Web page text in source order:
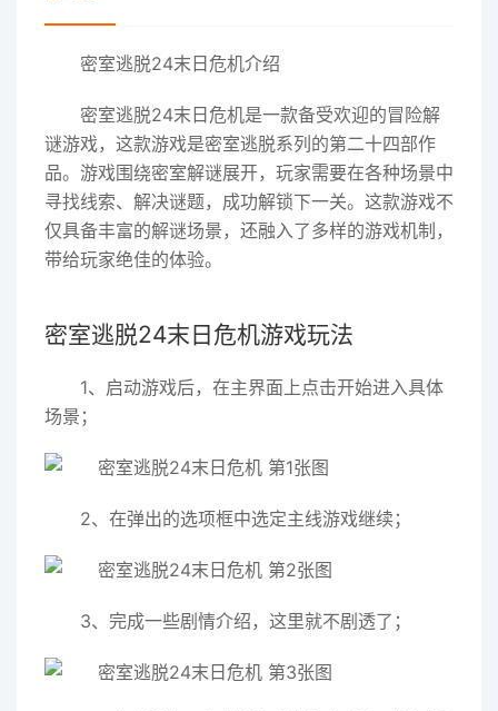
密室逃脱24末日危机介绍
密室逃脱24末日危机是一款备受欢迎的冒险解
谜游戏，这款游戏是密室逃脱系列的第二十四部作
品。游戏围绕密室解谜展开，玩家需要在各种场景中
寻找线索、解决谜题，成功解锁下一关。这款游戏不
仅具备丰富的解谜场景，还融入了多样的游戏机制，
带给玩家绝佳的体验。
密室逃脱24末日危机游戏玩法
1、启动游戏后，在主界面上点击开始进入具体
场景；
2、在弹出的选项框中选定主线游戏继续；
3、完成一些剧情介绍，这里就不剧透了；